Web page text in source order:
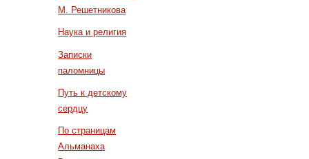
М. Решетникова
Наука и религия
Записки
паломницы
Путь к детскому
сердцу
По страницам
Альманаха